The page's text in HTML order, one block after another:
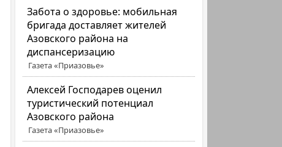
Забота о здоровье: мобильная
бригада доставляет жителей
Азовского района на
диспансеризацию
Газета «Приазовье»
Алексей Господарев оценил
туристический потенциал
Азовского района
Газета «Приазовье»